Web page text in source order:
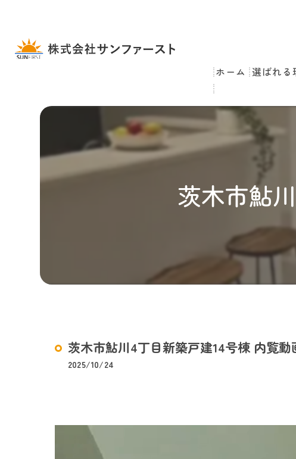
ホーム 選ばれる
茨木市鮎
茨木市鮎川4丁目新築戸建14号棟 内覧動
2025/10/24